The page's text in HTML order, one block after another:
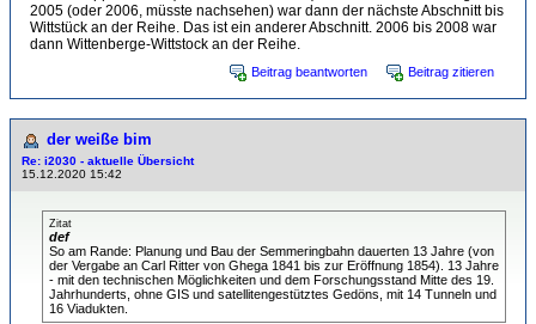
2005 (oder 2006, müsste nachsehen) war dann der nächste Abschnitt bis
Wittstück an der Reihe. Das ist ein anderer Abschnitt. 2006 bis 2008 war
dann Wittenberge-Wittstock an der Reihe.
Beitrag beantworten Beitrag zitieren
der weiße bim
Re: i2030 - aktuelle Übersicht
15.12.2020 15:42
Zitat
def
So am Rande: Planung und Bau der Semmeringbahn dauerten 13 Jahre (von
der Vergabe an Carl Ritter von Ghega 1841 bis zur Eröffnung 1854). 13 Jahre
- mit den technischen Möglichkeiten und dem Forschungsstand Mitte des 19.
Jahrhunderts, ohne GIS und satellitengestütztes Gedöns, mit 14 Tunneln und
16 Viadukten.